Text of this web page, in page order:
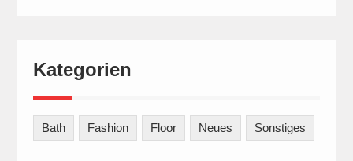
Kategorien
Bath Fashion Floor Neues Sonstiges